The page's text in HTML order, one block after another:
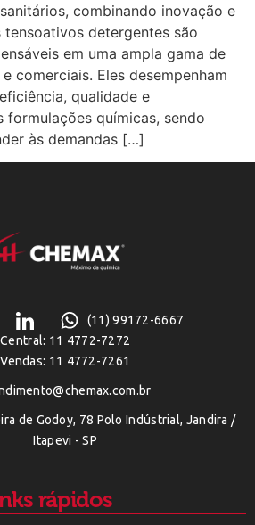
combinando inovação e
tensoativos detergentes são
em uma ampla gama de
comerciais. Eles desempenham
qualidade e
formulações químicas, sendo
às demandas […]
(11) 99172-6667
Central: 11 4772-7272
Vendas: 11 4772-7261
de Godoy, 78 Polo Indústrial, Jandira /
Itapevi - SP
rápidos